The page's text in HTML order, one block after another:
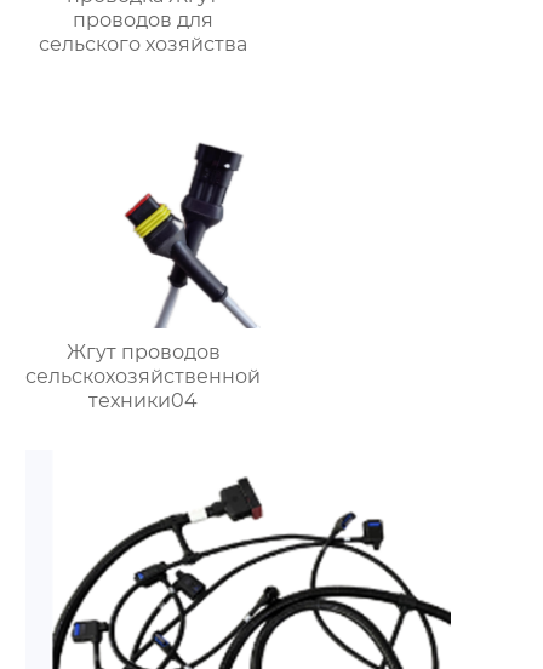
проводов для
сельского хозяйства
Жгут проводов
сельскохозяйственной
техники04